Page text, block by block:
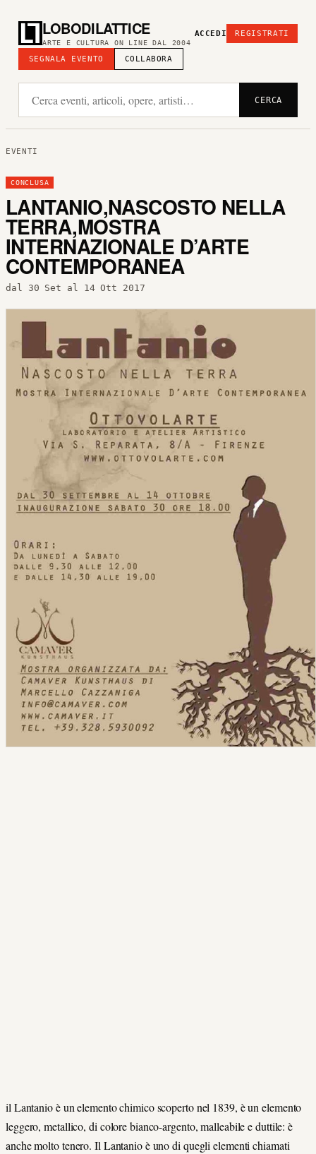
LOBODILATTICE
ARTE E CULTURA ON LINE DAL 2004
SEGNALA EVENTO COLLABORA
ACCEDI REGISTRATI
CERCA
EVENTI
CONCLUSA
LANTANIO,NASCOSTO NELLA
TERRA,MOSTRA
INTERNAZIONALE D’ARTE
CONTEMPORANEA
dal 30 Set al 14 Ott 2017
il Lantanio è un elemento chimico scoperto nel 1839, è un elemento
leggero, metallico, di colore bianco-argento, malleabile e duttile: è
anche molto tenero. Il Lantanio è uno di quegli elementi chiamati